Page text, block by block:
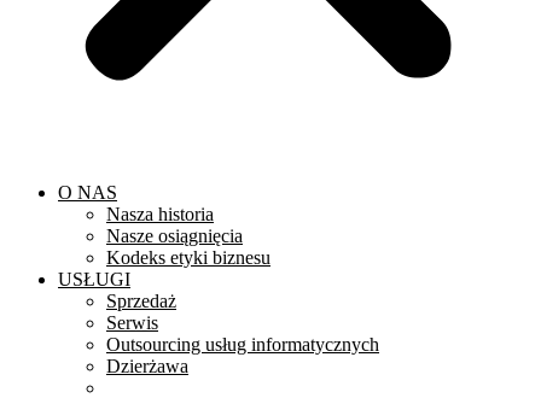
O NAS
Nasza historia
Nasze osiągnięcia
Kodeks etyki biznesu
USŁUGI
Sprzedaż
Serwis
Outsourcing usług informatycznych
Dzierżawa